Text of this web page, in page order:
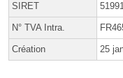
SIRET
N° TVA Intra.
Création 25